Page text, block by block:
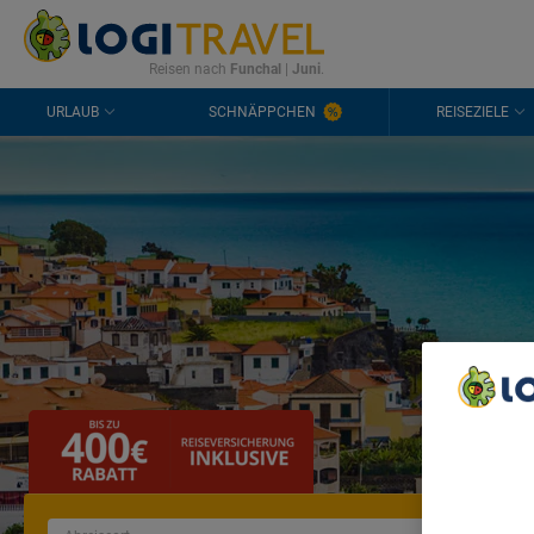
KONTAKT HÄUFIGE FRAGEN 0298 1909 3897
Reisen nach Funchal Juni.
URLAUB SCHNÄPPCHEN REISEZIELE